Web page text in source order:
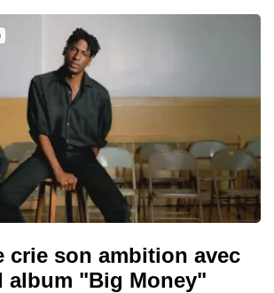
crie son ambition avec
album "Big Money"